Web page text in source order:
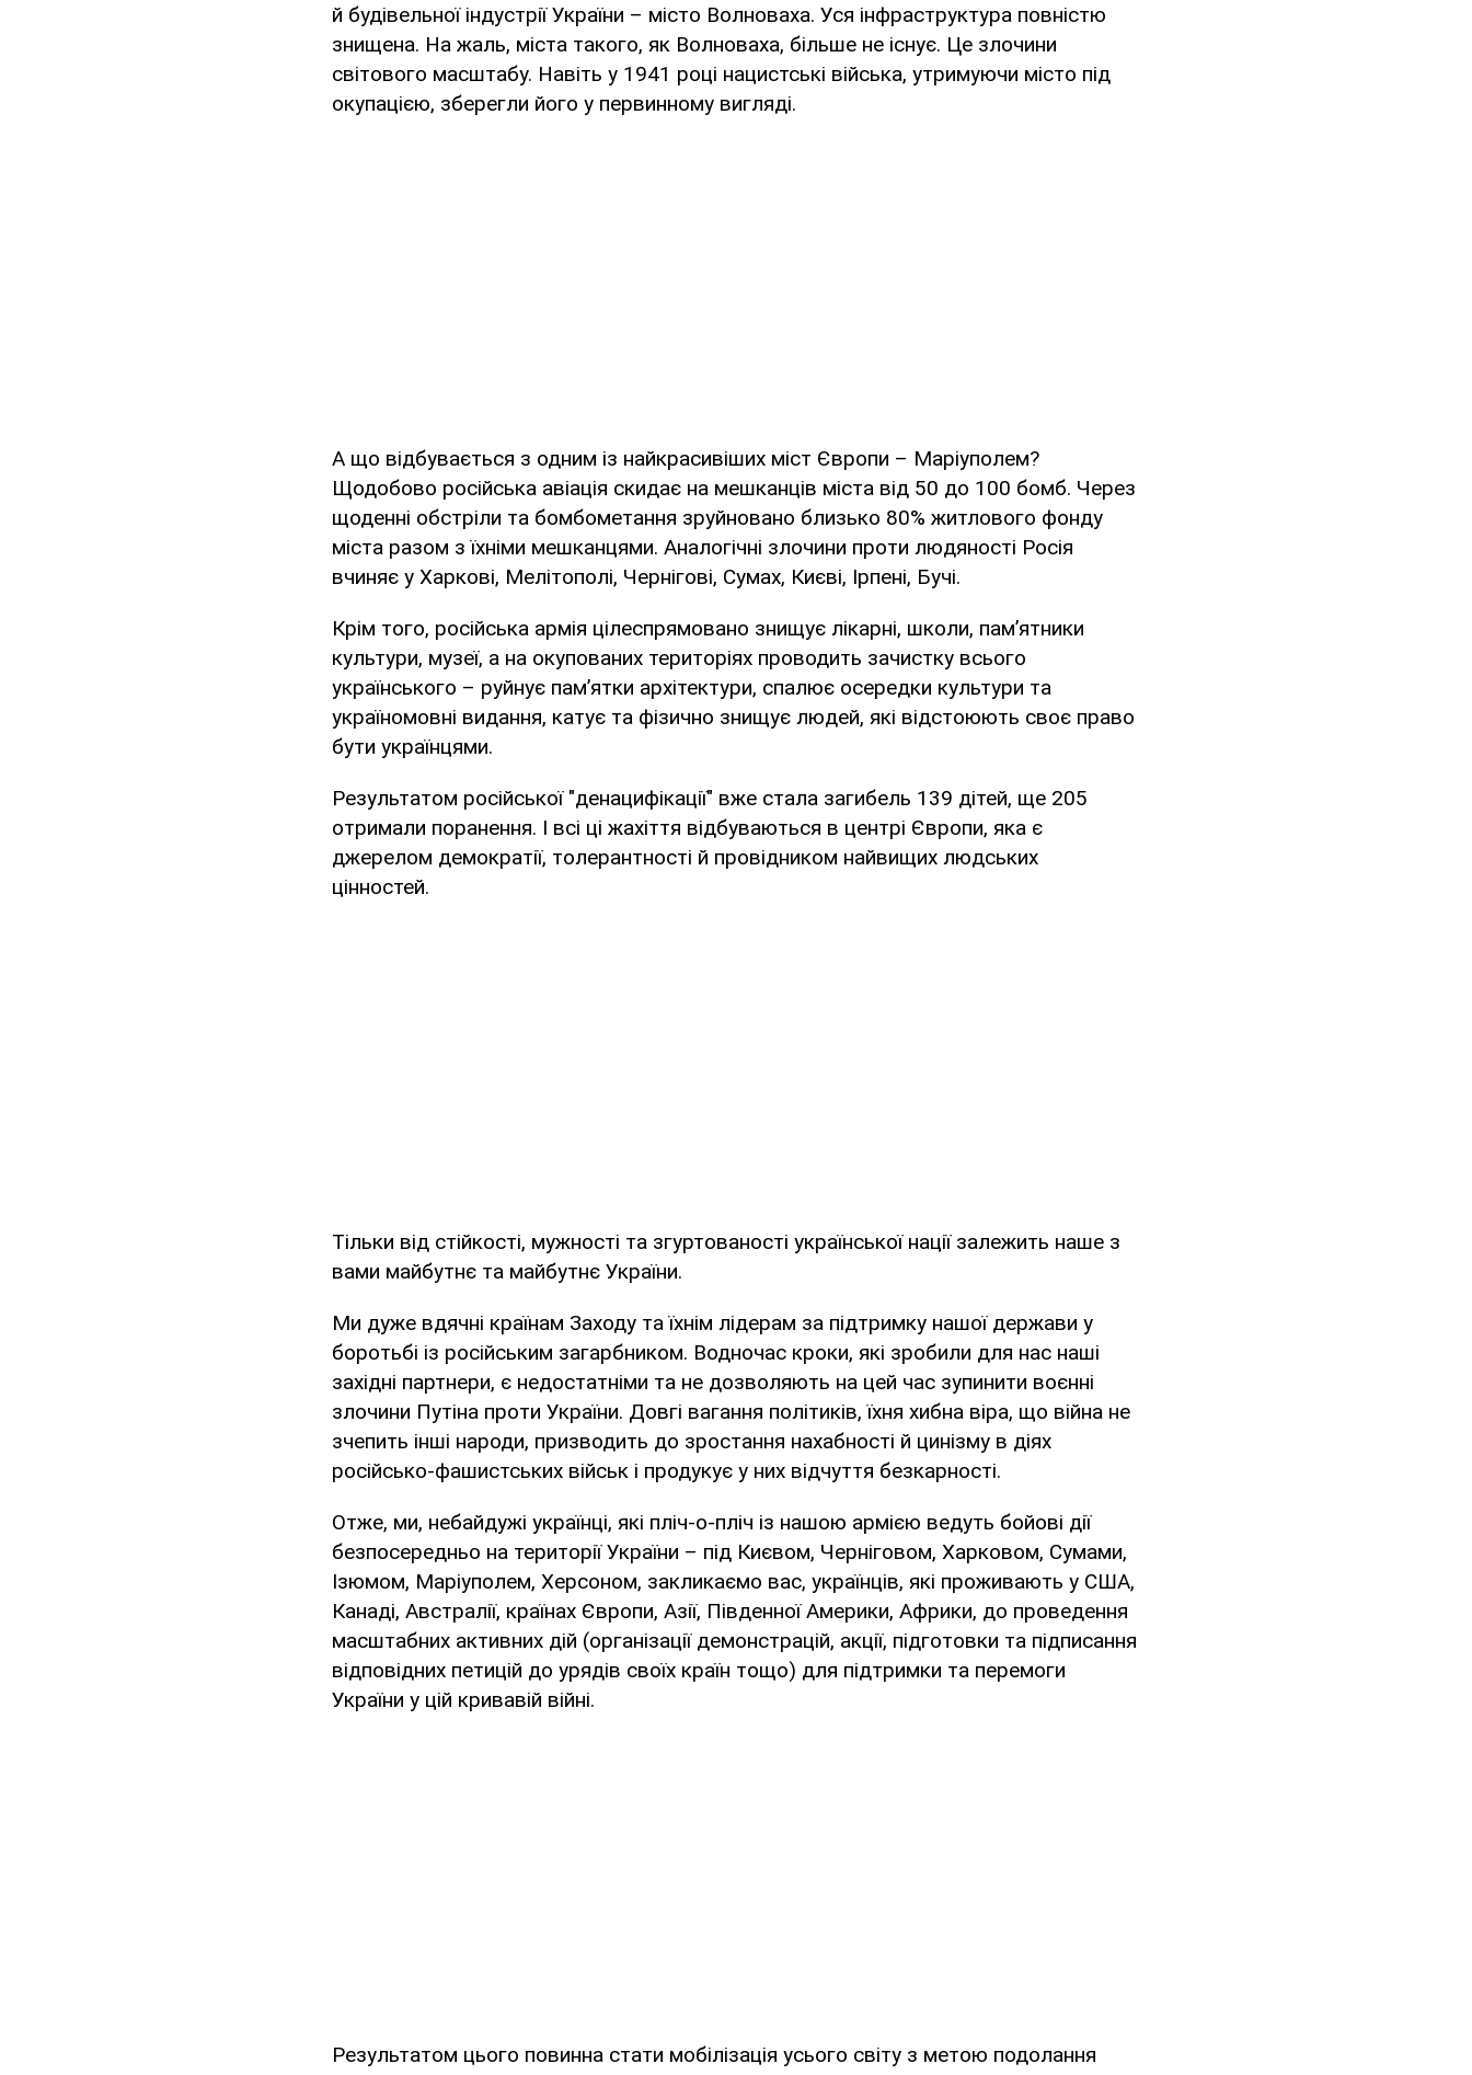
й будівельної індустрії України – місто Волноваха. Уся інфраструктура повністю
знищена. На жаль, міста такого, як Волноваха, більше не існує. Це злочини
світового масштабу. Навіть у 1941 році нацистські війська, утримуючи місто під
окупацією, зберегли його у первинному вигляді.
А що відбувається з одним із найкрасивіших міст Європи – Маріуполем?
Щодобово російська авіація скидає на мешканців міста від 50 до 100 бомб. Через
щоденні обстріли та бомбометання зруйновано близько 80% житлового фонду
міста разом з їхніми мешканцями. Аналогічні злочини проти людяності Росія
вчиняє у Харкові, Мелітополі, Чернігові, Сумах, Києві, Ірпені, Бучі.
Крім того, російська армія цілеспрямовано знищує лікарні, школи, пам’ятники
культури, музеї, а на окупованих територіях проводить зачистку всього
українського – руйнує пам’ятки архітектури, спалює осередки культури та
україномовні видання, катує та фізично знищує людей, які відстоюють своє право
бути українцями.
Результатом російської "денацифікації" вже стала загибель 139 дітей, ще 205
отримали поранення. І всі ці жахіття відбуваються в центрі Європи, яка є
джерелом демократії, толерантності й провідником найвищих людських
цінностей.
Тільки від стійкості, мужності та згуртованості української нації залежить наше з
вами майбутнє та майбутнє України.
Ми дуже вдячні країнам Заходу та їхнім лідерам за підтримку нашої держави у
боротьбі із російським загарбником. Водночас кроки, які зробили для нас наші
західні партнери, є недостатніми та не дозволяють на цей час зупинити воєнні
злочини Путіна проти України. Довгі вагання політиків, їхня хибна віра, що війна не
зчепить інші народи, призводить до зростання нахабності й цинізму в діях
російсько-фашистських військ і продукує у них відчуття безкарності.
Отже, ми, небайдужі українці, які пліч-о-пліч із нашою армією ведуть бойові дії
безпосередньо на території України – під Києвом, Черніговом, Харковом, Сумами,
Ізюмом, Маріуполем, Херсоном, закликаємо вас, українців, які проживають у США,
Канаді, Австралії, країнах Європи, Азії, Південної Америки, Африки, до проведення
масштабних активних дій (організації демонстрацій, акції, підготовки та підписання
відповідних петицій до урядів своїх країн тощо) для підтримки та перемоги
України у цій кривавій війні.
Результатом цього повинна стати мобілізація усього світу з метою подолання